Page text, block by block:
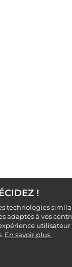
!
technologies
adaptés à vos
utilisateur
En savoir plus.